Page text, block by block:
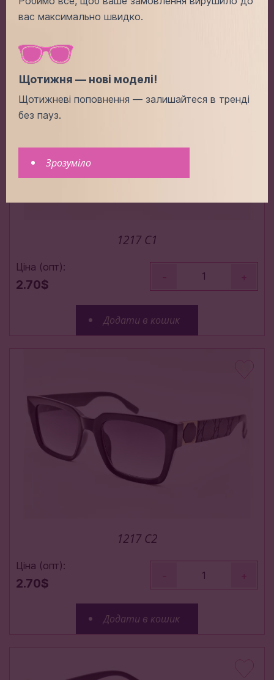
Додати в кошик
1217 C1
Ціна (опт):
2.70$
- +
Додати в кошик
1217 C2
Ціна (опт):
2.70$
- +
Додати в кошик
вас максимально швидко.
Щотижня — нові моделі!
Щотижневі поповнення — залишайтеся в тренді
без пауз.
Зрозуміло